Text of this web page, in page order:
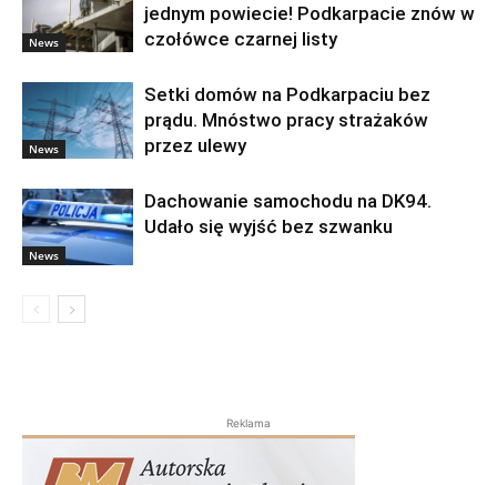
News
jednym powiecie! Podkarpacie znów w
czołówce czarnej listy
News
Setki domów na Podkarpaciu bez
prądu. Mnóstwo pracy strażaków
przez ulewy
News
Dachowanie samochodu na DK94.
Udało się wyjść bez szwanku
Reklama